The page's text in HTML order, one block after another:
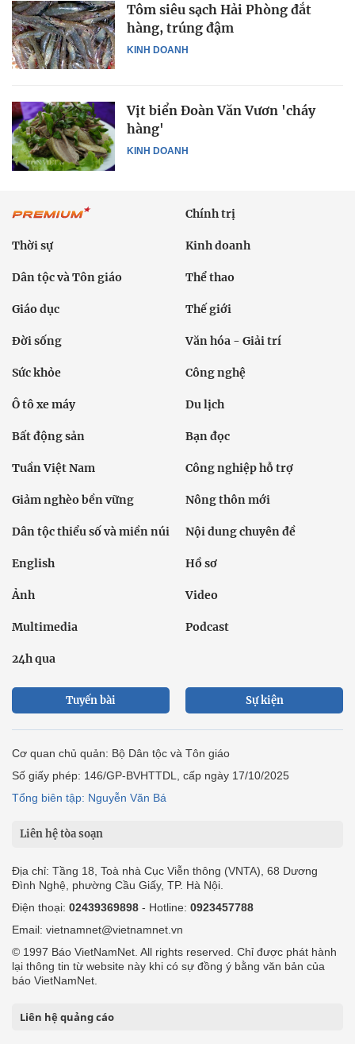
KINH DOANH
Tôm siêu sạch Hải Phòng đắt
hàng, trúng đậm
KINH DOANH
Vịt biển Đoàn Văn Vươn 'cháy
hàng'
Chính trị
Thời sự Kinh doanh
Dân tộc và Tôn giáo Thể thao
Giáo dục Thế giới
Đời sống Văn hóa - Giải trí
Sức khỏe Công nghệ
Ô tô xe máy Du lịch
Bất động sản Bạn đọc
Tuần Việt Nam Công nghiệp hỗ trợ
Giảm nghèo bền vững Nông thôn mới
Dân tộc thiểu số và miền núi Nội dung chuyên đề
English Hồ sơ
Ảnh Video
Multimedia Podcast
24h qua
Tuyến bài Sự kiện
Cơ quan chủ quản: Bộ Dân tộc và Tôn giáo
Số giấy phép: 146/GP-BVHTTDL, cấp ngày 17/10/2025
Tổng biên tập: Nguyễn Văn Bá
Liên hệ tòa soạn
Địa chỉ: Tầng 18, Toà nhà Cục Viễn thông (VNTA), 68 Dương
Đình Nghệ, phường Cầu Giấy, TP. Hà Nội.
Điện thoại: 02439369898 - Hotline: 0923457788
Email: vietnamnet@vietnamnet.vn
© 1997 Báo VietNamNet. All rights reserved. Chỉ được phát hành
lại thông tin từ website này khi có sự đồng ý bằng văn bản của
báo VietNamNet.
Liên hệ quảng cáo